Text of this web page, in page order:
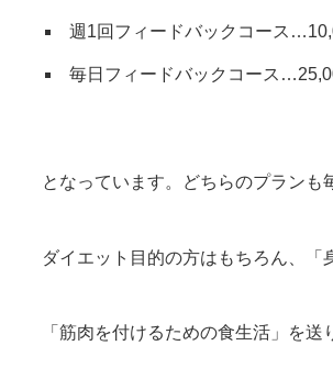
週1回フィードバックコース
毎日フィードバックコース
となっています。どちらのプランも
ダイエット目的の方はもちろん、「
「筋肉を付けるための食生活」を